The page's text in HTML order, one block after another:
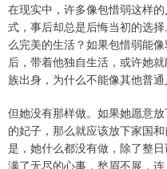
在现实中，许多像包惜弱这样
式，事后却总是后悔当初的选
么完美的生活？如果包惜弱能
后，带着他独自生活，或许她
族出身，为什么不能像其他普
但她没有那样做。如果她愿意
的妃子，那么就应该放下家国
是，她什么都没有做，除了整
满了无尽的心事，愁眉不展，